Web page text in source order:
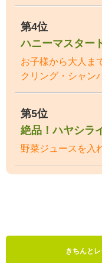
第4位
ハニーマスター
お子様から大人ま
クリング・シャン
第5位
絶品！ハヤシラ
野菜ジュースを入
きちんと